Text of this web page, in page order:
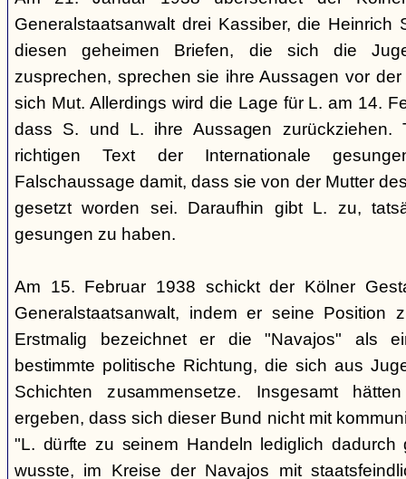
Generalstaatsanwalt drei Kassiber, die
diesen geheimen Briefen, die sich die
zusprechen, sprechen sie ihre Aussagen vor
sich Mut. Allerdings wird die Lage für L. am 14.
dass S. und L. ihre Aussagen zurückziehen.
richtigen Text der Internationale
Falschaussage damit, dass sie von der Mutter
gesetzt worden sei. Daraufhin gibt L. zu,
gesungen zu haben.
Am 15. Februar 1938 schickt der Kölner
Generalstaatsanwalt, indem er seine Position
Erstmalig bezeichnet er die "Navajos" als
bestimmte politische Richtung, die sich aus
Schichten zusammensetze. Insgesamt
ergeben, dass sich dieser Bund nicht mit
"L. dürfte zu seinem Handeln lediglich dadurch
wusste, im Kreise der Navajos mit